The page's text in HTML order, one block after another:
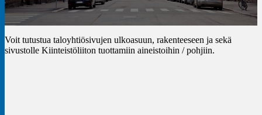
Voit tutustua taloyhtiösivujen ulkoasuun, rakenteeseen ja sekä
sivustolle Kiinteistöliiton tuottamiin aineistoihin / pohjiin.